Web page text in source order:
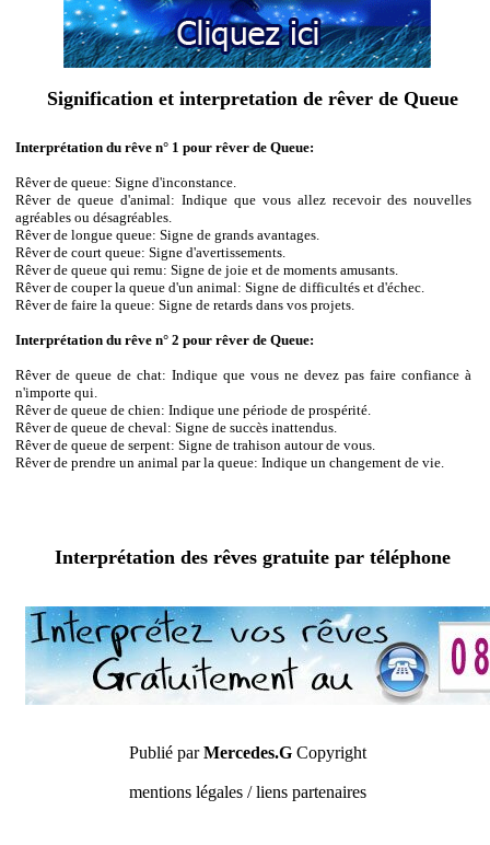
Signification et interpretation de rêver de Queue
Interprétation du rêve n° 1 pour rêver de Queue:
Rêver de queue: Signe d'inconstance.
Rêver de queue d'animal: Indique que vous allez recevoir des nouvelles
agréables ou désagréables.
Rêver de longue queue: Signe de grands avantages.
Rêver de court queue: Signe d'avertissements.
Rêver de queue qui remu: Signe de joie et de moments amusants.
Rêver de couper la queue d'un animal: Signe de difficultés et d'échec.
Rêver de faire la queue: Signe de retards dans vos projets.
Interprétation du rêve n° 2 pour rêver de Queue:
Rêver de queue de chat: Indique que vous ne devez pas faire confiance à
n'importe qui.
Rêver de queue de chien: Indique une période de prospérité.
Rêver de queue de cheval: Signe de succès inattendus.
Rêver de queue de serpent: Signe de trahison autour de vous.
Rêver de prendre un animal par la queue: Indique un changement de vie.
Interprétation des rêves gratuite par téléphone
Publié parMercedes.GCopyright
mentions légales / liens partenaires